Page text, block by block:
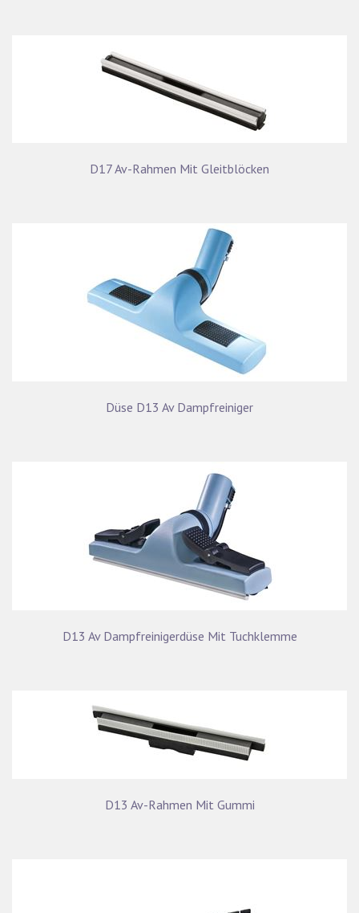
D17 Av-Rahmen Mit Gleitblöcken
Düse D13 Av Dampfreiniger
D13 Av Dampfreinigerdüse Mit Tuchklemme
D13 Av-Rahmen Mit Gummi